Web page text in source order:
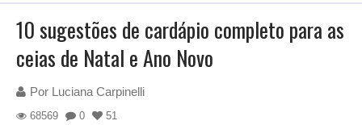
10 sugestões de cardápio completo para as
ceias de Natal e Ano Novo
Por Luciana Carpinelli
68569 0 51